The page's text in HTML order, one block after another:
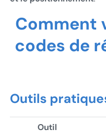
Comment
codes de
Outils
Outil